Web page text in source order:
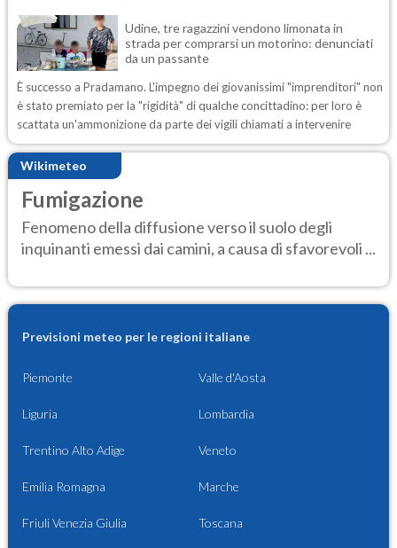
Udine, tre ragazzini vendono limonata in
strada per comprarsi un motorino: denunciati
da un passante
È successo a Pradamano. L'impegno dei giovanissimi "imprenditori" non
è stato premiato per la "rigidità" di qualche concittadino: per loro è
scattata un'ammonizione da parte dei vigili chiamati a intervenire
Wikimeteo
Fumigazione
Fenomeno della diffusione verso il suolo degli
inquinanti emessi dai camini, a causa di sfavorevoli ...
Previsioni meteo per le regioni italiane
Piemonte Valle d'Aosta
Liguria Lombardia
Trentino Alto Adige Veneto
Emilia Romagna Marche
Friuli Venezia Giulia Toscana